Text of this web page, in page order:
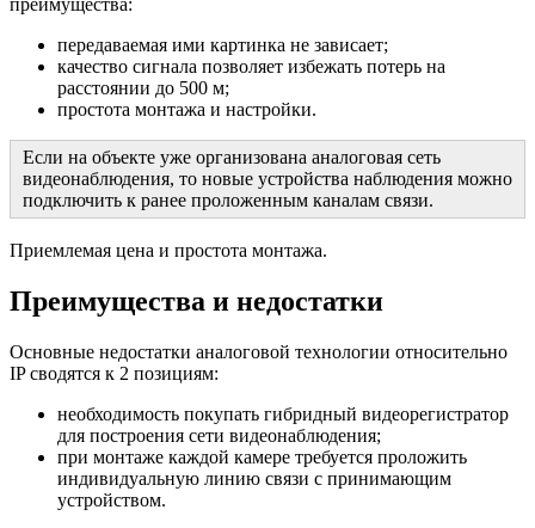
преимущества:
передаваемая ими картинка не зависает;
качество сигнала позволяет избежать потерь на
расстоянии до 500 м;
простота монтажа и настройки.
Если на объекте уже организована аналоговая сеть
видеонаблюдения, то новые устройства наблюдения можно
подключить к ранее проложенным каналам связи.
Приемлемая цена и простота монтажа.
Преимущества и недостатки
Основные недостатки аналоговой технологии относительно
IP сводятся к 2 позициям:
необходимость покупать гибридный видеорегистратор
для построения сети видеонаблюдения;
при монтаже каждой камере требуется проложить
индивидуальную линию связи с принимающим
устройством.